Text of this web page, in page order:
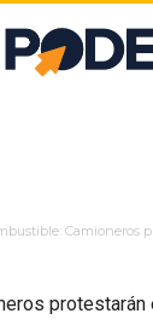
Camioneros
protestarán